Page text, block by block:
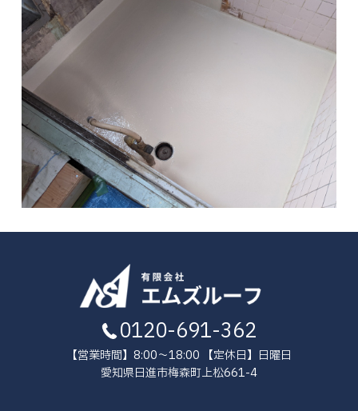
0120-691-362
【営業時間】8:00～18:00 【定休日】日曜日
愛知県日進市梅森町上松661-4